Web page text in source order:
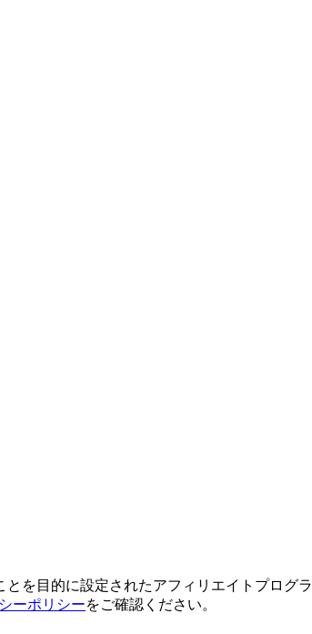
を目的に設定されたアフィリエイトプログ
ーポリシーをご確認ください。